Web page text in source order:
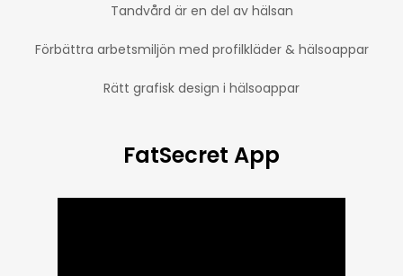
Tandvård är en del av hälsan
Förbättra arbetsmiljön med profilkläder & hälsoappar
Rätt grafisk design i hälsoappar
FatSecret App